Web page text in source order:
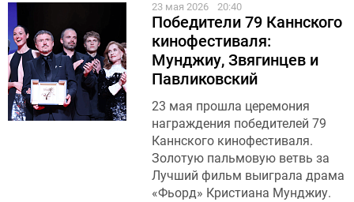
23 мая 2026 20:40
Победители 79 Каннского
кинофестиваля:
Мунджиу, Звягинцев и
Павликовский
23 мая прошла церемония
награждения победителей 79
Каннского кинофестиваля.
Золотую пальмовую ветвь за
Лучший фильм выиграла драма
«Фьорд» Кристиана Мунджиу .